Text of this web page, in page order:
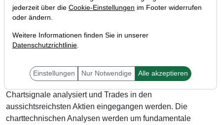
Liebe Leser,
im September letzten Jahres startete „TraderFox Live-
Trading“. Dahinter verbirgt sich ein Trading-Service, in dem
Chartsignale analysiert und Trades in den
aussichtsreichsten Aktien eingegangen werden. Die
charttechnischen Analysen werden um fundamentale
jederzeit über die Cookie-Einstellungen im Footer widerrufen
oder ändern.
Weitere Informationen finden Sie in unserer
Datenschutzrichtlinie.
Einstellungen Nur Notwendige Alle akzeptieren